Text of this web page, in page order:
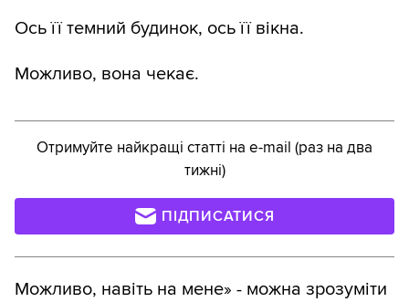
Ось її темний будинок, ось її вікна.
Можливо, вона чекає.
Отримуйте найкращі статті на e-mail (раз на два
тижні)
ПІДПИСАТИСЯ
Можливо, навіть на мене» - можна зрозуміти